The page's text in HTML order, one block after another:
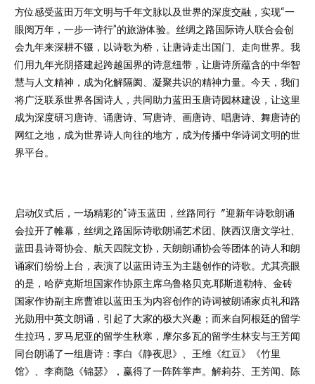
方位感受蓝田万年文明与千年文脉以及世界的深度交融，实现“一
眼阅万年，一步一诗行”的旅游体验。丝绸之路国际诗人联合会创
会九年来深耕不辍，以诗歌为桥，让唐诗走出国门、走向世界。我
们用九年光阴搭建起跨越国界的诗意纽带，让唐诗所蕴含的中华智
慧与人文精神，成为化解隔阂、凝聚共识的精神力量。今天，我们
将广泛联系世界各国诗人，共同助力蓝田玉唐诗园林建设，让这里
成为深度研习唐诗、诵唐诗、写唐诗、画唐诗、唱唐诗、舞唐诗的
网红之地，成为世界诗人向往的地方，成为传播中华诗词文明的世
界平台。
启动仪式后，一场精彩的“诗玉蓝田，丝路同行〞迎新年诗歌朗诵
会拉开了帷幕，丝绸之路国际诗歌朗诵艺术团、陕西汉唐文学社、
蓝田县诗哥协会、航天四院文协，天朗朗诵协会等团体的诗人和朗
诵家们纷纷上台，表演了以蓝田诗玉为主题创作的诗歌。尤其亮眼
的是，哈萨克斯坦国家作协原主席乌鲁格贝克.耶斯道勒特、金砖
国家作协副主席曹谁以蓝田玉为内容创作的诗词被朗诵家贞礼和路
光勋用中英文朗诵，引起了大家的极大兴趣；而来自阿根廷的留学
生拉玛，罗马尼亚的留学生秋寒，摩尔多瓦的留学生林安与王芳闻
同台朗诵了一组唐诗：李白《静夜思》、王维《红豆》《竹里
馆》、李商隐《锦瑟》，赢得了一阵阵掌声。解莉芬、王芳闻、陈